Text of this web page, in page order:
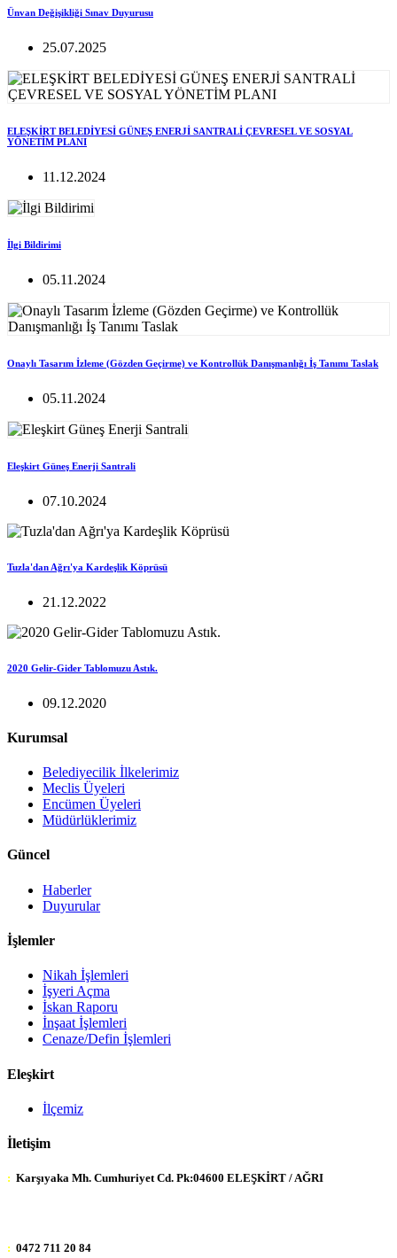
Ünvan Değişikliği Sınav Duyurusu
25.07.2025
ELEŞKİRT BELEDİYESİ GÜNEŞ ENERJİ SANTRALİ ÇEVRESEL VE SOSYAL
YÖNETİM PLANI
11.12.2024
İlgi Bildirimi
05.11.2024
Onaylı Tasarım İzleme (Gözden Geçirme) ve Kontrollük Danışmanlığı İş Tanımı Taslak
05.11.2024
Eleşkirt Güneş Enerji Santrali
07.10.2024
Tuzla'dan Ağrı'ya Kardeşlik Köprüsü
21.12.2022
2020 Gelir-Gider Tablomuzu Astık.
09.12.2020
Kurumsal
Belediyecilik İlkelerimiz
Meclis Üyeleri
Encümen Üyeleri
Müdürlüklerimiz
Güncel
Haberler
Duyurular
İşlemler
Nikah İşlemleri
İşyeri Açma
İskan Raporu
İnşaat İşlemleri
Cenaze/Defin İşlemleri
Eleşkirt
İlçemiz
İletişim
: Karşıyaka Mh. Cumhuriyet Cd. Pk:04600 ELEŞKİRT / AĞRI
: 0472 711 20 84